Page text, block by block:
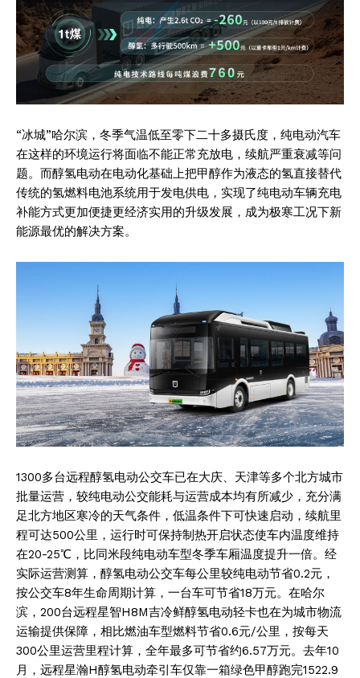
“冰城”哈尔滨，冬季气温低至零下二十多摄氏度，纯电动汽车
在这样的环境运行将面临不能正常充放电，续航严重衰减等问
题。而醇氢电动在电动化基础上把甲醇作为液态的氢直接替代
传统的氢燃料电池系统用于发电供电，实现了纯电动车辆充电
补能方式更加便捷更经济实用的升级发展，成为极寒工况下新
能源最优的解决方案。
1300多台远程醇氢电动公交车已在大庆、天津等多个北方城市
批量运营，较纯电动公交能耗与运营成本均有所减少，充分满
足北方地区寒冷的天气条件，低温条件下可快速启动，续航里
程可达500公里，运行时可保持制热开启状态使车内温度维持
在20-25℃，比同米段纯电动车型冬季车厢温度提升一倍。经
实际运营测算，醇氢电动公交车每公里较纯电动节省0.2元，
按公交车8年生命周期计算，一台车可节省18万元。在哈尔
滨，200台远程星智H8M吉冷鲜醇氢电动轻卡也在为城市物流
运输提供保障，相比燃油车型燃料节省0.6元/公里，按每天
300公里运营里程计算，全年最多可节省约6.57万元。去年10
月，远程星瀚H醇氢电动牵引车仅靠一箱绿色甲醇跑完1522.9